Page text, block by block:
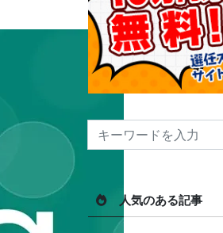
人気のある記事